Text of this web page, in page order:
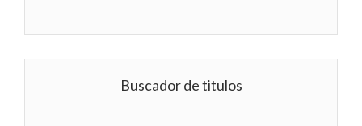
Buscador de titulos